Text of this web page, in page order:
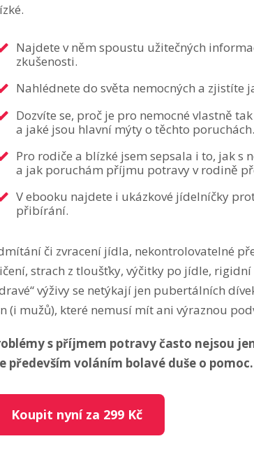
Najdete v něm spoustu užitečných
zkušenosti.
Nahlédnete do světa nemocných a zjistíte
Dozvíte se, proč je pro nemocné vlastně
a jaké jsou hlavní mýty o těchto poruchách.
Pro rodiče a blízké jsem sepsala i to, jak s
a jak poruchám příjmu potravy v rodině
V ebooku najdete i ukázkové jídelníčky
přibírání.
či zvracení jídla, nekontrolovatelné
strach z tloušťky, výčitky po jídle,
výživy se netýkají jen pubertálních
(i mužů), které nemusí mít ani výraznou
s příjmem potravy často nejsou
především voláním bolavé duše o pomoc.
Koupit nyní za 299 Kč